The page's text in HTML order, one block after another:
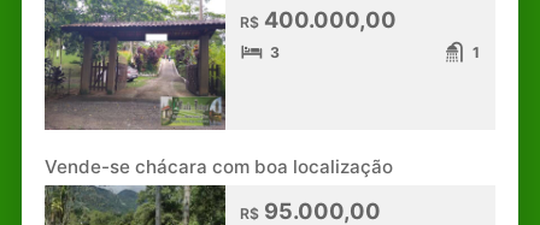
R$400.000,00
3 1
Vende-se chácara com boa localização
R$95.000,00